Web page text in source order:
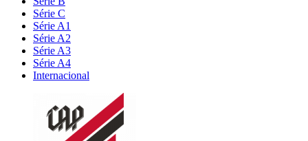
Série C
Série A1
Série A2
Série A3
Série A4
Internacional